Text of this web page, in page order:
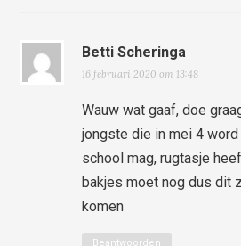
Betti Scheringa
16 februari 2020 om 13:48
Wauw wat gaaf, doe
jongste die in mei 4 word
school mag, rugtasje
bakjes moet nog dus dit
komen
Beantwoorden